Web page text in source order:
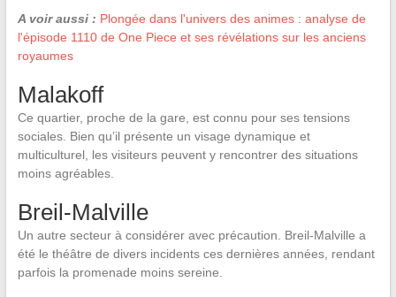
A voir aussi : Plongée dans l'univers des animes : analyse de
l'épisode 1110 de One Piece et ses révélations sur les anciens
royaumes
Malakoff
Ce quartier, proche de la gare, est connu pour ses tensions
sociales. Bien qu’il présente un visage dynamique et
multiculturel, les visiteurs peuvent y rencontrer des situations
moins agréables.
Breil-Malville
Un autre secteur à considérer avec précaution. Breil-Malville a
été le théâtre de divers incidents ces dernières années, rendant
parfois la promenade moins sereine.